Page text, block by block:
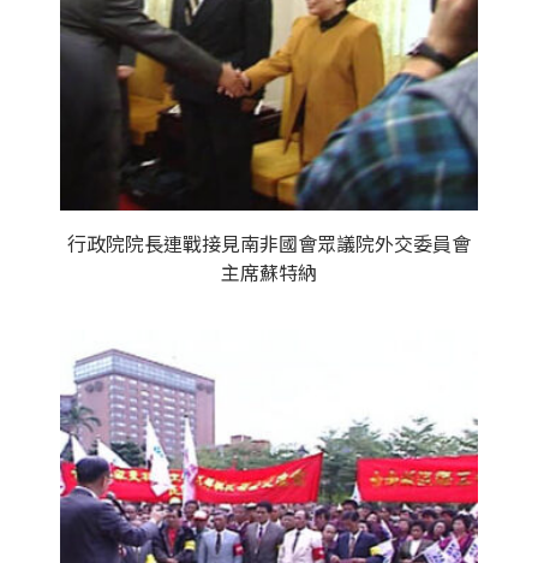
行政院院長連戰接見南非國會眾議院外交委員會
主席蘇特納